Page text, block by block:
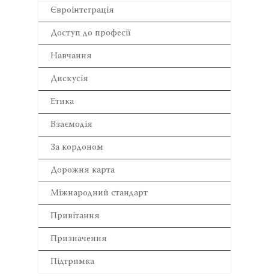
Євроінтеграція
Доступ до професії
Навчання
Дискусія
Етика
Взаємодія
За кордоном
Дорожня карта
Міжнародний стандарт
Привітання
Призначення
Підтримка